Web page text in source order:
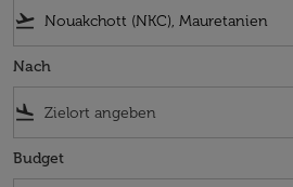
flight_takeoff
Nach
flight_land
Budget